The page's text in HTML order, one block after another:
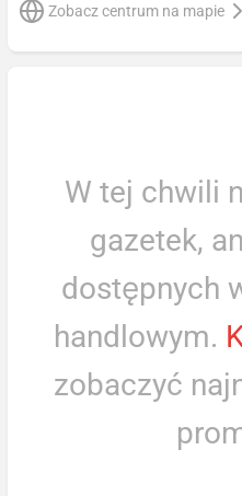
Zobacz centrum na mapie
W tej chwili
gazetek,
dostępnych
handlowym.
zobaczyć